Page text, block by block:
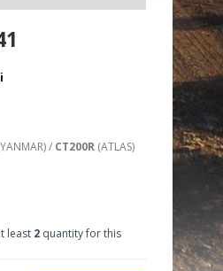
/ CT200R (ATLAS)
least 2 quantity for this